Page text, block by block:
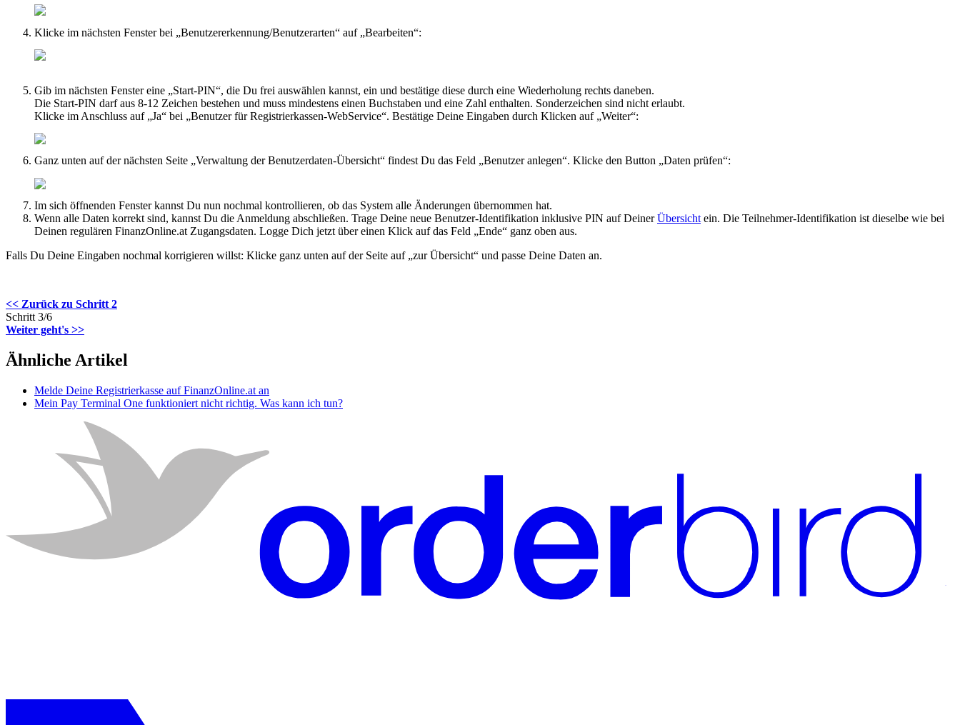
Klicke im nächsten Fenster bei „Benutzererkennung/Benutzerarten“ auf „Bearbeiten“:
Gib im nächsten Fenster eine „Start-PIN“, die Du frei auswählen kannst, ein und bestätige diese durch eine Wiederholung rechts daneben.
Die Start-PIN darf aus 8-12 Zeichen bestehen und muss mindestens einen Buchstaben und eine Zahl enthalten. Sonderzeichen sind nicht erlaubt.
Klicke im Anschluss auf „Ja“ bei „Benutzer für Registrierkassen-WebService“. Bestätige Deine Eingaben durch Klicken auf „Weiter“:
Ganz unten auf der nächsten Seite „Verwaltung der Benutzerdaten-Übersicht“ findest Du das Feld „Benutzer anlegen“. Klicke den Button „Daten prüfen“:
Im sich öffnenden Fenster kannst Du nun nochmal kontrollieren, ob das System alle Änderungen übernommen hat.
Wenn alle Daten korrekt sind, kannst Du die Anmeldung abschließen. Trage Deine neue Benutzer-Identifikation inklusive PIN auf DeinerÜbersicht ein. Die Teilnehmer-Identifikation ist dieselbe wie bei
Deinen regulären FinanzOnline.at Zugangsdaten. Logge Dich jetzt über einen Klick auf das Feld „Ende“ ganz oben aus.
Falls Du Deine Eingaben nochmal korrigieren willst: Klicke ganz unten auf der Seite auf „zur Übersicht“ und passe Deine Daten an.
<< Zurück zu Schritt 2
Schritt 3/6
Weiter geht's >>
Ähnliche Artikel
Melde Deine Registrierkasse auf FinanzOnline.at an
Mein Pay Terminal One funktioniert nicht richtig. Was kann ich tun?